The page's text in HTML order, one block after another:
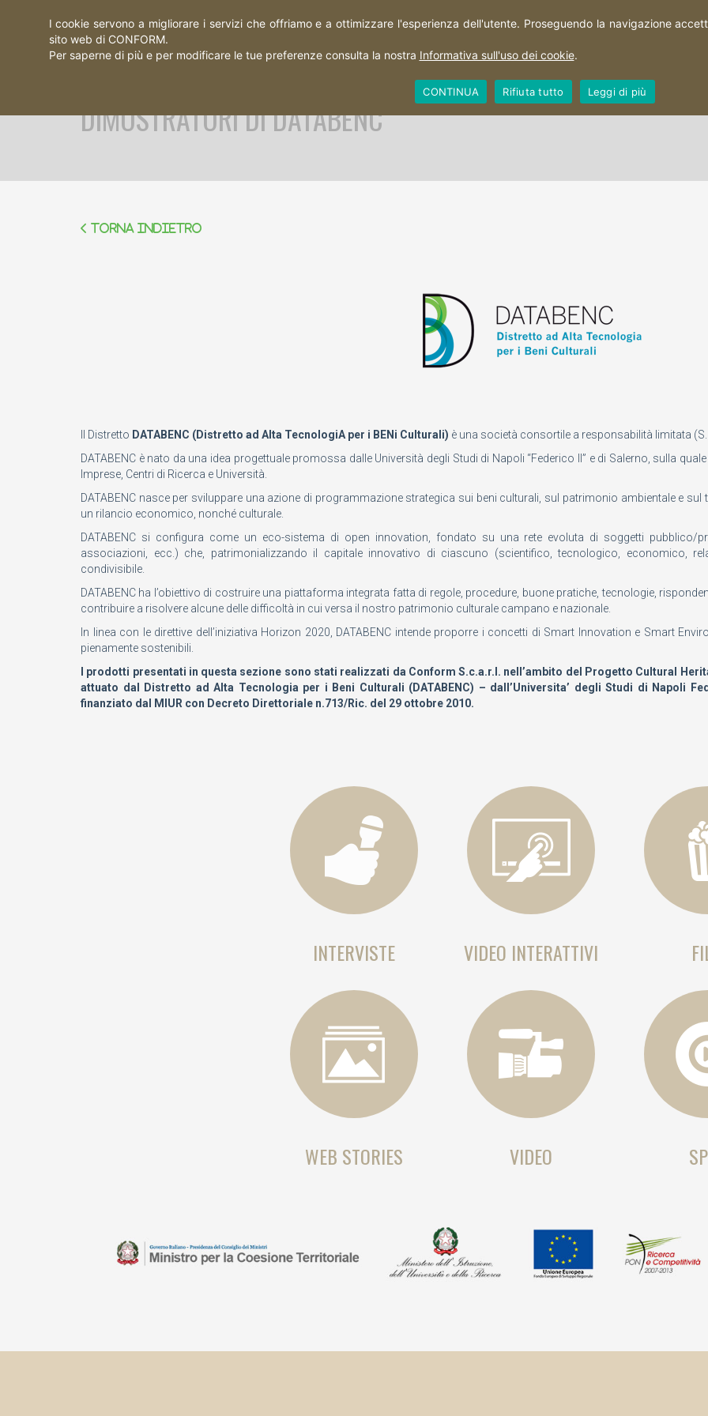
HOME PERCORSI CITTÀ TERRITORIO
DIMOSTRATORI DI DATABENC
Torna indietro
Il Distretto DATABENC (Distretto ad Alta TecnologiA per i BENi Culturali) è una società consortile a responsabilità limitata
DATABENC è nato da una idea progettuale promossa dalle Università degli Studi di Napoli “Federico II” e di Salerno, sulla
Imprese, Centri di Ricerca e Università.
DATABENC nasce per sviluppare una azione di programmazione strategica sui beni culturali, sul patrimonio ambientale e
un rilancio economico, nonché culturale.
DATABENC si configura come un eco-sistema di open innovation, fondato su una rete evoluta di soggetti pubblico/
associazioni, ecc.) che, patrimonializzando il capitale innovativo di ciascuno (scientifico, tecnologico, economico,
condivisibile.
DATABENC ha l’obiettivo di costruire una piattaforma integrata fatta di regole, procedure, buone pratiche, tecnologie,
contribuire a risolvere alcune delle difficoltà in cui versa il nostro patrimonio culturale campano e nazionale.
In linea con le direttive dell’iniziativa Horizon 2020, DATABENC intende proporre i concetti di Smart Innovation e Smart
pienamente sostenibili.
I prodotti presentati in questa sezione sono stati realizzati da Conform S.c.a.r.l. nell’ambito del Progetto Cultural
attuato dal Distretto ad Alta Tecnologia per i Beni Culturali (DATABENC) – dall’Universita’ degli Studi di Napoli
finanziato dal MIUR con Decreto Direttoriale n.713/Ric. del 29 ottobre 2010.
INTERVISTE VIDEO INTERATTIVI
WEB STORIES VIDEO
I cookie servono a migliorare i servizi che offriamo e a ottimizzare l'esperienza dell'utente. Proseguendo la navigazione
sito web di CONFORM.
Per saperne di più e per modificare le tue preferenze consulta la nostra Informativa sull'uso dei cookie.
CONTINUA Rifiuta tutto Leggi di più